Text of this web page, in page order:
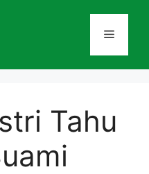
Menu
Tahu